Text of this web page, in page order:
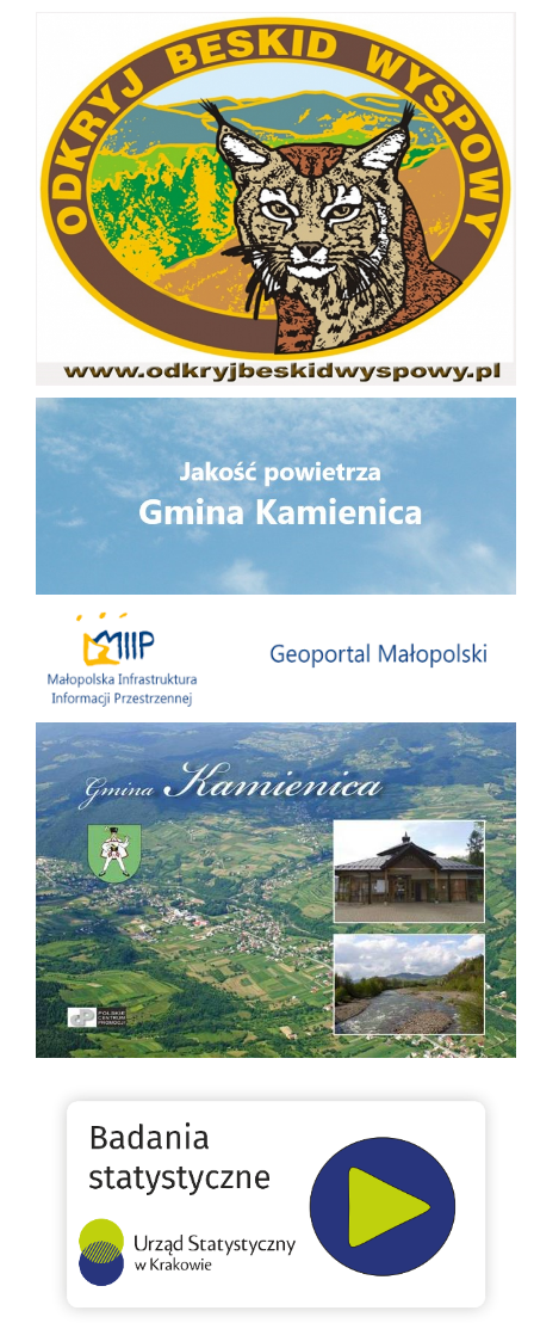
Małopolska Infrastruktura Informacji Przestrzennej
Folder Gminy Kamienica